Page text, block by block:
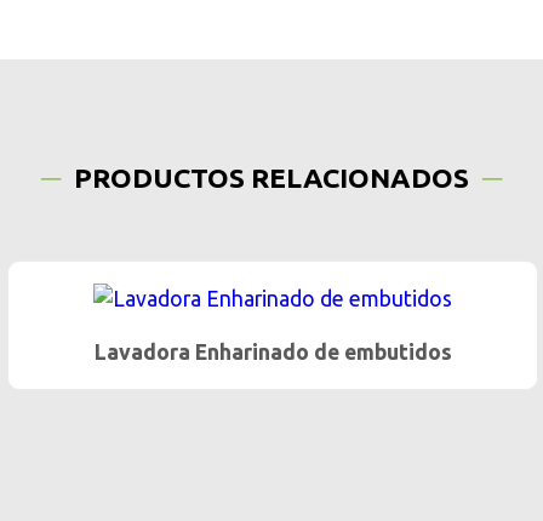
PRODUCTOS RELACIONADOS
Lavadora Enharinado de embutidos